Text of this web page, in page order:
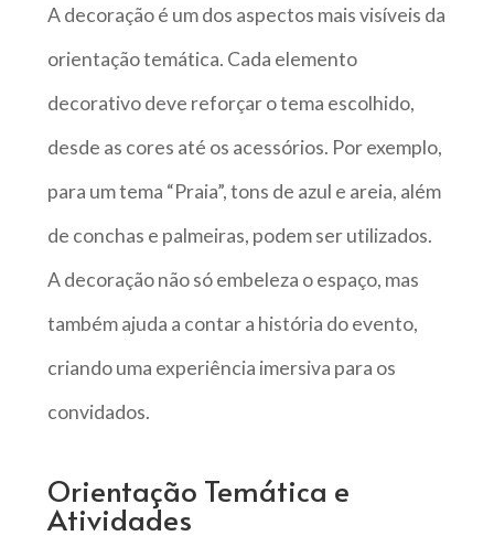
A decoração é um dos aspectos mais visíveis da
orientação temática. Cada elemento
decorativo deve reforçar o tema escolhido,
desde as cores até os acessórios. Por exemplo,
para um tema “Praia”, tons de azul e areia, além
de conchas e palmeiras, podem ser utilizados.
A decoração não só embeleza o espaço, mas
também ajuda a contar a história do evento,
criando uma experiência imersiva para os
convidados.
Orientação Temática e
Atividades